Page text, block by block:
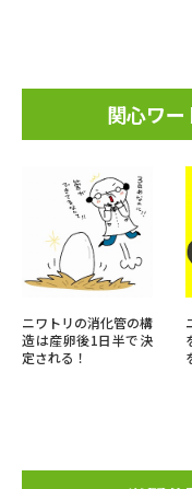
関心ワ
ニワトリの消化管の構
造は産卵後1日半で決
定される！